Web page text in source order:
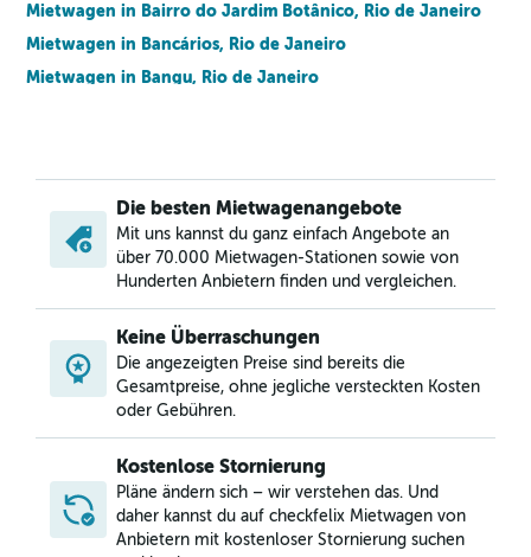
Mietwagen in Bairro do Jardim Botânico, Rio de Janeiro
Mietwagen in Bancários, Rio de Janeiro
Mietwagen in Bangu, Rio de Janeiro
Mietwagen in Barros Filho, Rio de Janeiro
Mietwagen in Benfica, Rio de Janeiro
Mietwagen in Bento Ribeiro, Rio de Janeiro
Mietwagen in Bonsucesso, Rio de Janeiro
Mietwagen in Botafogo, Rio de Janeiro
Mietwagen in Brás de Pina, Rio de Janeiro
Mietwagen in Cachambi, Rio de Janeiro
Die besten Mietwagenangebote
Mit uns kannst du ganz einfach Angebote an
über 70.000 Mietwagen-Stationen sowie von
Hunderten Anbietern finden und vergleichen.
Keine Überraschungen
Die angezeigten Preise sind bereits die
Gesamtpreise, ohne jegliche versteckten Kosten
oder Gebühren.
Kostenlose Stornierung
Pläne ändern sich – wir verstehen das. Und
daher kannst du auf checkfelix Mietwagen von
Anbietern mit kostenloser Stornierung suchen